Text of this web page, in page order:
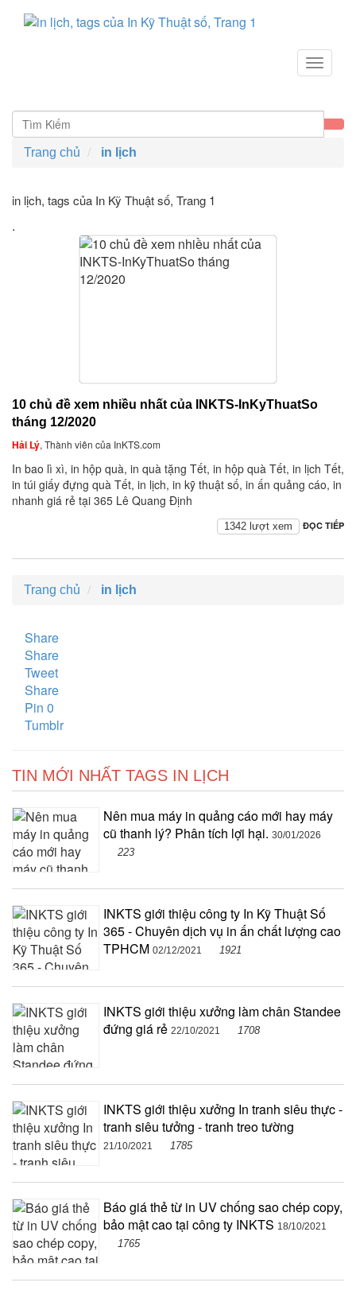
Toggle
Trang chủ in lịch
in lịch, tags của In Kỹ Thuật số, Trang 1
.
10 chủ đề xem nhiều nhất của INKTS-InKyThuatSo
tháng 12/2020
Hải Lý, Thành viên của InKTS.com
In bao lì xì, in hộp quà, in quà tặng Tết, in hộp quà Tết, in lịch Tết,
in túi giấy đựng quà Tết, in lịch, in kỹ thuật số, in ấn quảng cáo, in
nhanh giá rẻ tại 365 Lê Quang Định
ĐỌC TIẾP
1342 lượt xem
Trang chủ in lịch
Share
Share
Tweet
Share
Pin 0
Tumblr
TIN MỚI NHẤT TAGS IN LỊCH
Nên mua máy in quảng cáo mới hay máy
cũ thanh lý? Phân tích lợi hại. 30/01/2026
223
INKTS giới thiệu công ty In Kỹ Thuật Số
365 - Chuyên dịch vụ in ấn chất lượng cao
TPHCM 02/12/2021 1921
INKTS giới thiệu xưởng làm chân Standee
đứng giá rẻ 22/10/2021 1708
INKTS giới thiệu xưởng In tranh siêu thực -
tranh siêu tưởng - tranh treo tường
21/10/2021 1785
Báo giá thẻ từ in UV chống sao chép copy,
bảo mật cao tại công ty INKTS 18/10/2021
1765